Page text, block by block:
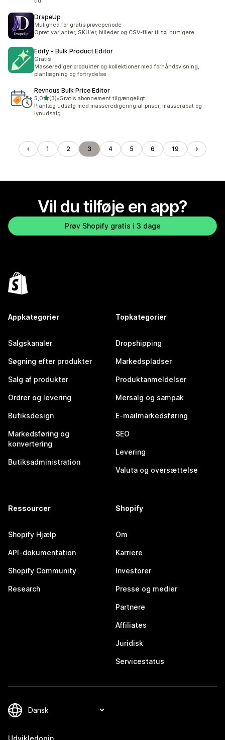
DrapeUp
Mulighed for gratis prøveperiode
Opret varianter, SKU'er, billeder og CSV-filer til tøj hurtigere
Edify ‑ Bulk Product Editor
Gratis
Masserediger produkter og kollektioner med forhåndsvisning,
planlægning og fortrydelse
Revnous Bulk Price Editor
5,0ud af 5 stjerner
(3)
3 anmeldelser i alt
•Gratis abonnement tilgængeligt
Planlæg udsalg med masseredigering af priser, masserabat og
lynudsalg
1 2 3 4 5 6 19
Vil du tilføje en app?
Prøv Shopify gratis i 3 dage
Appkategorier
Salgskanaler
Søgning efter produkter
Salg af produkter
Ordrer og levering
Butiksdesign
Markedsføring og
konvertering
Butiksadministration
Topkategorier
Dropshipping
Markedspladser
Produktanmeldelser
Mersalg og sampak
E-mailmarkedsføring
SEO
Levering
Valuta og oversættelse
Ressourcer
Shopify Hjælp
API-dokumentation
Shopify Community
Research
Shopify
Om
Karriere
Investorer
Presse og medier
Partnere
Affiliates
Juridisk
Servicestatus
Udviklerlogin